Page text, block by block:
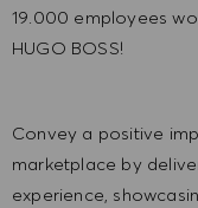
19.000 employees
HUGO BOSS!
Convey a positive
marketplace by
experience,